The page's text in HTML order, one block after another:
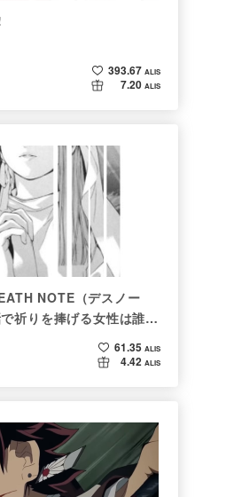
393.67 ALIS
7.20 ALIS
NOTE（デスノー
祈りを捧げる女性は誰な
61.35 ALIS
4.42 ALIS